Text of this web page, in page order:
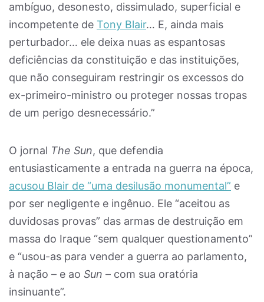
ambíguo, desonesto, dissimulado, superficial e
incompetente de Tony Blair… E, ainda mais
perturbador… ele deixa nuas as espantosas
deficiências da constituição e das instituições,
que não conseguiram restringir os excessos do
ex-primeiro-ministro ou proteger nossas tropas
de um perigo desnecessário.”
O jornal The Sun, que defendia
entusiasticamente a entrada na guerra na época,
acusou Blair de “uma desilusão monumental” e
por ser negligente e ingênuo. Ele “aceitou as
duvidosas provas” das armas de destruição em
massa do Iraque “sem qualquer questionamento”
e “usou-as para vender a guerra ao parlamento,
à nação – e ao Sun – com sua oratória
insinuante”.